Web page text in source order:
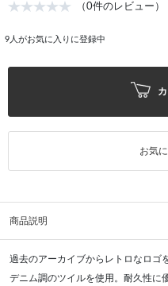
（0件のレビュー）
9 人がお気に入りに登録中
お気
商品説明
過去のアーカイブからレトロなロゴ
デニム調のツイルを使用。耐久性に